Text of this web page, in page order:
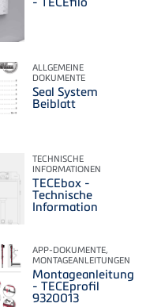
ALLGEMEINE
DOKUMENTE
Seal System
Beiblatt
TECHNISCHE
INFORMATIONEN
TECEbox -
Technische
Information
APP-DOKUMENTE,
MONTAGEANLEITUNGEN
Montageanleitung
- TECEprofil
9320013